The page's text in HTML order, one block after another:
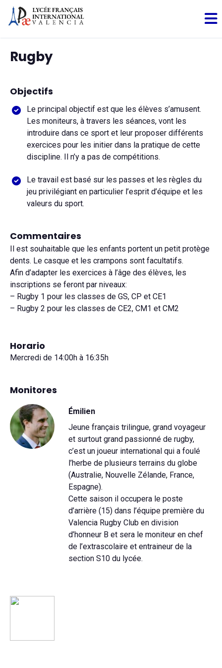
Rugby
Horario
Mercredi de 14:00h à 16:35h
Monitores
Émilien
Jeune français trilingue, grand voyageur
et surtout grand passionné de rugby,
c’est un joueur international qui a foulé
l’herbe de plusieurs terrains du globe
(Australie, Nouvelle Zélande, France,
Espagne).
Cette saison il occupera le poste
d’arrière (15) dans l’équipe première du
Valencia Rugby Club en division
d’honneur B et sera le moniteur en chef
de l’extrascolaire et entraineur de la
section S10 du lycée.
Objectifs
Le principal objectif est que les élèves s’amusent.
Les moniteurs, à travers les séances, vont les
introduire dans ce sport et leur proposer différents
exercices pour les initier dans la pratique de cette
discipline. Il n’y a pas de compétitions.
Le travail est basé sur les passes et les règles du
jeu privilégiant en particulier l’esprit d’équipe et les
valeurs du sport.
Commentaires
Il est souhaitable que les enfants portent un petit protège
dents. Le casque et les crampons sont facultatifs.
Afin d’adapter les exercices à l’âge des élèves, les
inscriptions se feront par niveaux:
– Rugby 1 pour les classes de GS, CP et CE1
– Rugby 2 pour les classes de CE2, CM1 et CM2